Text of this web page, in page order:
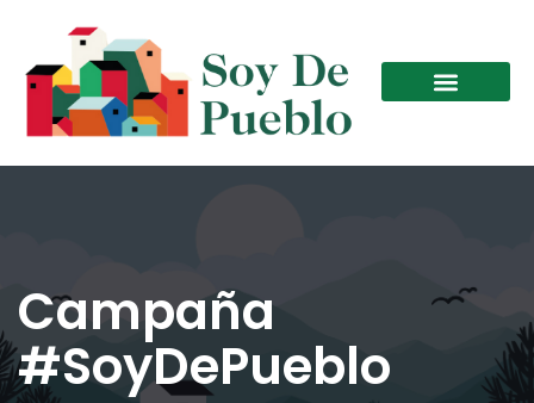
Campaña
#SoyDePueblo